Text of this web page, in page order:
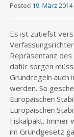
Posted 19. März 2014
Es ist zutiefst
Repräsentanz des
dafür sorgen
Grundregeln auch
werden. So
Europäischen
Europäischen
Fiskalpakt. Immer
im Grundgesetz